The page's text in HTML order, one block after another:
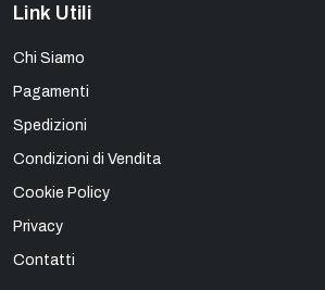
Link Utili
Chi Siamo
Pagamenti
Spedizioni
Condizioni di Vendita
Cookie Policy
Privacy
Contatti